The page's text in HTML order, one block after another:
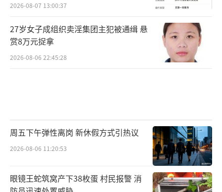
2026-08-07 13:00:37
27岁女子成组织卖淫集团主犯被通缉 悬
赏8万元捉拿
2026-08-06 22:45:28
周五下午弹性离岗 新休假方式引热议
2026-08-06 11:20:53
眼镜王蛇筑窝产下38枚蛋 村民报警 消